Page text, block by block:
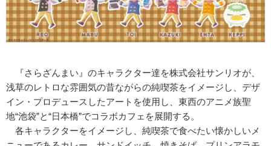
『さらざんまい』のキャラクター達を株式会社サンリオが、
浅草のレトロな雰囲気の昔ながらの純喫茶をイメージし、デザ
イン・プロデュースしたアートを使用し、東西のアニメ族聖
地“池袋”と“日本橋”でコラボカフェを展開する。
各キャラクターをイメージし、純喫茶で食べたい懐かしいメ